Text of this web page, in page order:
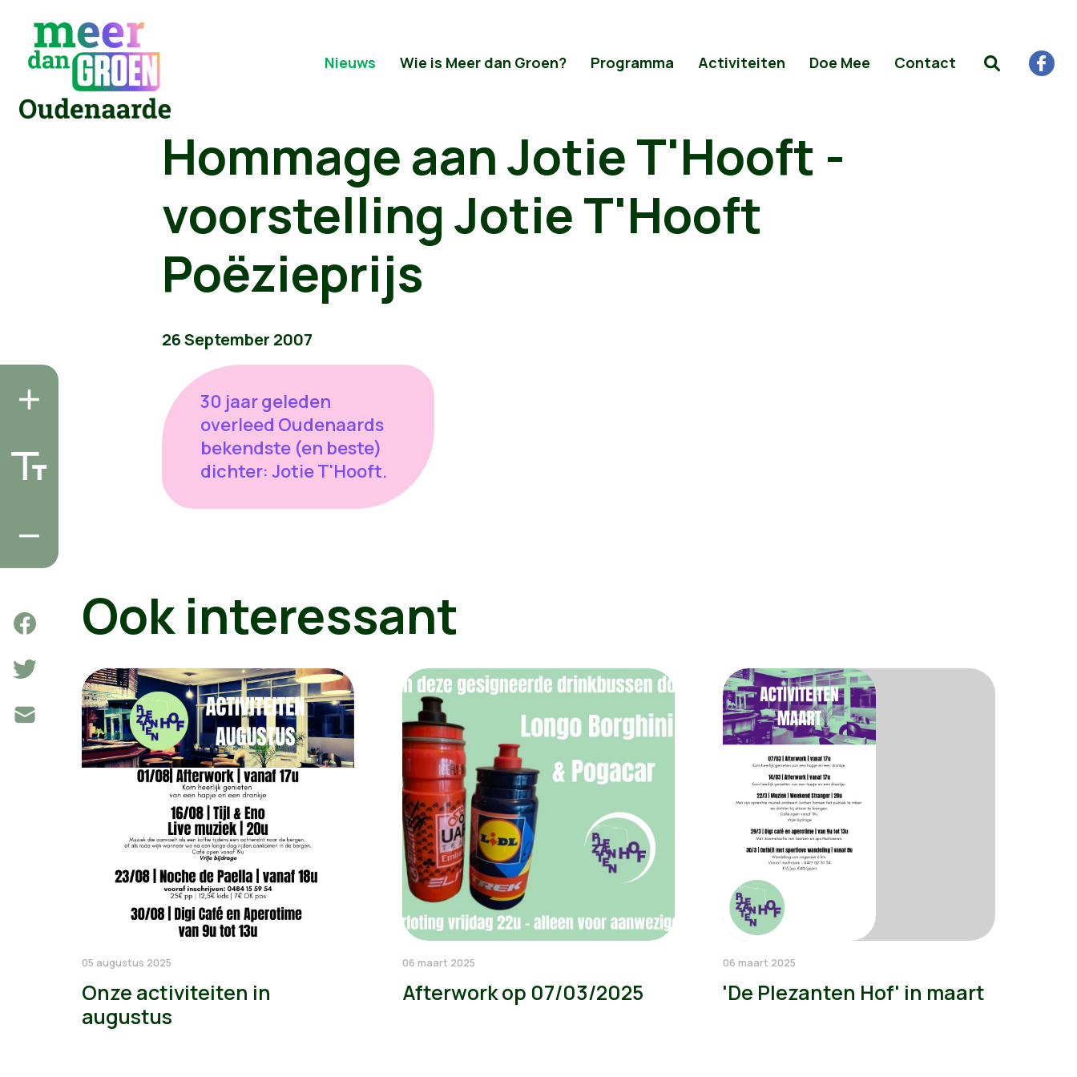
Nieuws Wie is Meer dan Groen? Programma Activiteiten Doe Mee Contact
Hommage aan Jotie T'Hooft -
voorstelling Jotie T'Hooft
Poëzieprijs
26 September 2007
30 jaar geleden
overleed Oudenaards
bekendste (en beste)
dichter: Jotie T'Hooft.
Ook interessant
05 augustus 2025
Onze activiteiten in
augustus
06 maart 2025
Afterwork op 07/03/2025
06 maart 2025
'De Plezanten Hof' in maart